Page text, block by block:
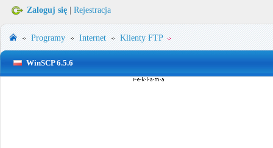
Zaloguj się Rejestracja
Programy Internet Klienty FTP
WinSCP 6.5.6